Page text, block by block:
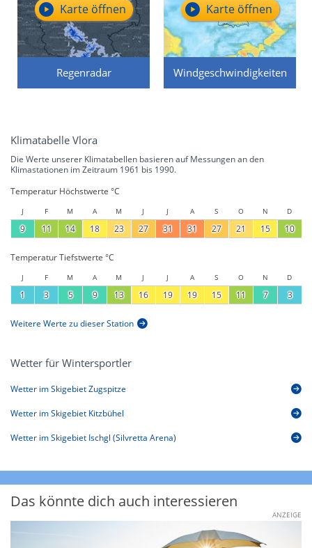
Regenradar
Karte öffnen
Windgeschwindigkeiten
Karte öffnen
Klimatabelle Vlora
Die Werte unserer Klimatabellen basieren auf Messungen an den
Klimastationen im Zeitraum 1961 bis 1990.
Temperatur Höchstwerte °C
J F M A M J J A S O N D
9 11 14 18 23 27 31 31 27 21 15 10
Temperatur Tiefstwerte °C
J F M A M J J A S O N D
1 3 5 9 13 16 19 19 15 11 7 3
Weitere Werte zu dieser Station
Wetter für Wintersportler
Wetter im Skigebiet Zugspitze
Wetter im Skigebiet Kitzbühel
Wetter im Skigebiet Ischgl (Silvretta Arena)
Das könnte dich auch interessieren
ANZEIGE